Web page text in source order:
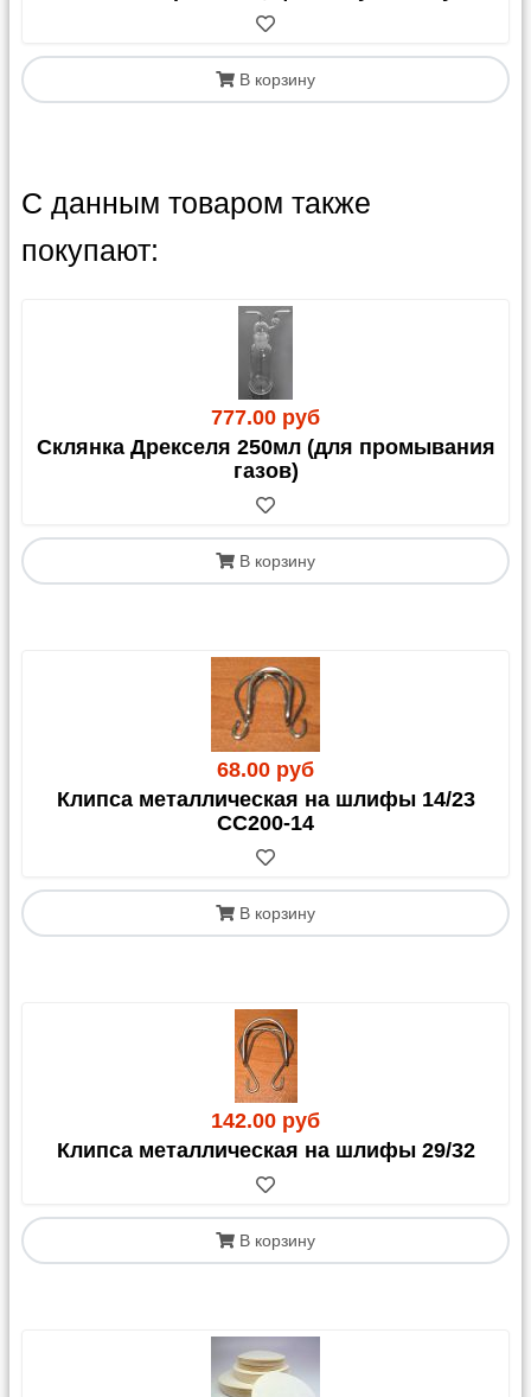
В корзину
С данным товаром также
покупают:
777.00 руб
Склянка Дрекселя 250мл (для промывания
газов)
В корзину
68.00 руб
Клипса металлическая на шлифы 14/23
СС200-14
В корзину
142.00 руб
Клипса металлическая на шлифы 29/32
В корзину